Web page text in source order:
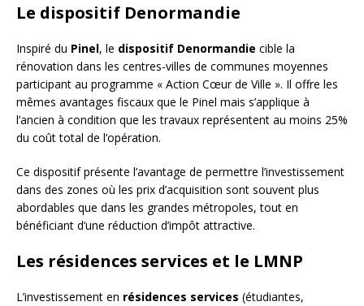
Le dispositif Denormandie
Inspiré du Pinel, le dispositif Denormandie cible la
rénovation dans les centres-villes de communes moyennes
participant au programme « Action Cœur de Ville ». Il offre les
mêmes avantages fiscaux que le Pinel mais s’applique à
l’ancien à condition que les travaux représentent au moins 25%
du coût total de l’opération.
Ce dispositif présente l’avantage de permettre l’investissement
dans des zones où les prix d’acquisition sont souvent plus
abordables que dans les grandes métropoles, tout en
bénéficiant d’une réduction d’impôt attractive.
Les résidences services et le LMNP
L’investissement en résidences services (étudiantes,